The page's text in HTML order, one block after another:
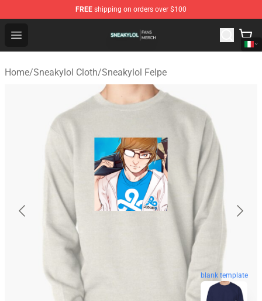
FREE shipping on orders over $100
Open menu
Sneakylol Shop - Official Sneakylol Merchandise Store
Home/Sneakylol Cloth/Sneakylol Felpe
blank template